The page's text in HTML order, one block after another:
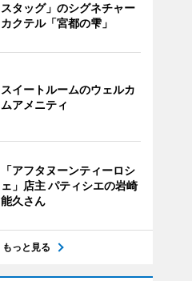
スタッグ」のシグネチャー
カクテル「宮都の雫」
スイートルームのウェルカ
ムアメニティ
「アフタヌーンティーロシ
ェ」店主 パティシエの岩崎
能久さん
もっと見る